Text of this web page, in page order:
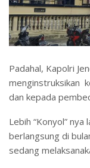
Padahal, Kapolri
menginstruksikan
dan kepada
Lebih “Konyol” nya
berlangsung di
sedang